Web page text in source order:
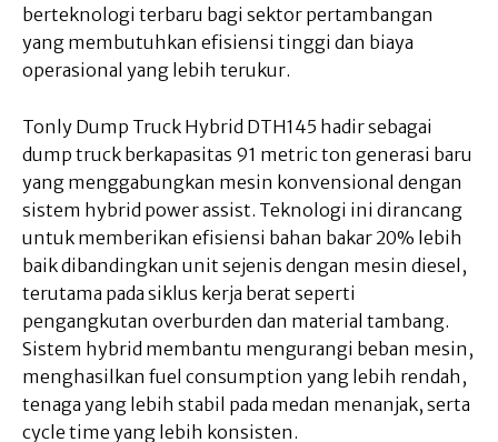
berteknologi terbaru bagi sektor pertambangan
yang membutuhkan efisiensi tinggi dan biaya
operasional yang lebih terukur.
Tonly Dump Truck Hybrid DTH145 hadir sebagai
dump truck berkapasitas 91 metric ton generasi baru
yang menggabungkan mesin konvensional dengan
sistem hybrid power assist. Teknologi ini dirancang
untuk memberikan efisiensi bahan bakar 20% lebih
baik dibandingkan unit sejenis dengan mesin diesel,
terutama pada siklus kerja berat seperti
pengangkutan overburden dan material tambang.
Sistem hybrid membantu mengurangi beban mesin,
menghasilkan fuel consumption yang lebih rendah,
tenaga yang lebih stabil pada medan menanjak, serta
cycle time yang lebih konsisten.